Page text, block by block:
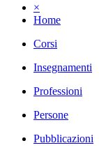
×
Home
Corsi
Insegnamenti
Professioni
Persone
Pubblicazioni